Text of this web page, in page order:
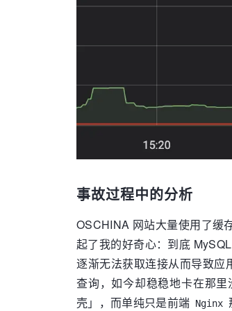
事故过程中的分析
OSCHINA 网站大量使用了缓
起了我的好奇心：到底
逐渐无法获取连接从而导致应
查询，如今却稳稳地卡在那
壳」，而单纯只是前端 Nginx